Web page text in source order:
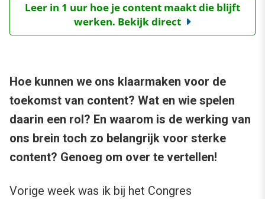
Leer in 1 uur hoe je content maakt die blijft
werken. Bekijk direct
Hoe kunnen we ons klaarmaken voor de
toekomst van content? Wat en wie spelen
daarin een rol? En waarom is de werking van
ons brein toch zo belangrijk voor sterke
content? Genoeg om over te vertellen!
Vorige week was ik bij het Congres